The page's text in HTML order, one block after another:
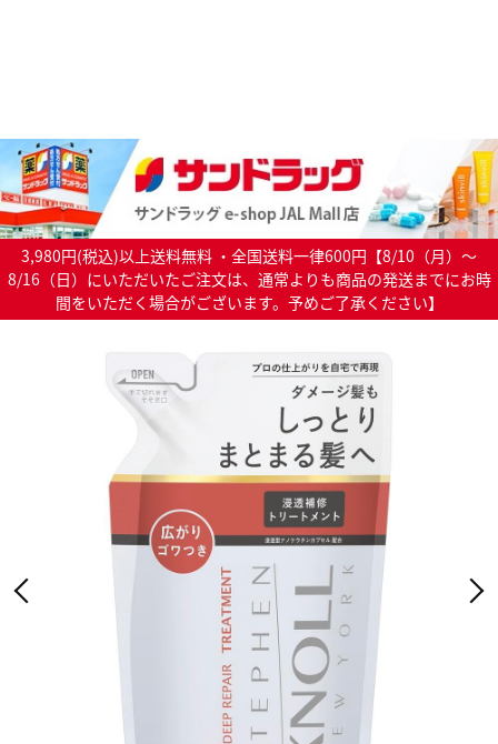
3,980円(税込)以上送料無料 ・全国送料一律600円【8/10（月）～
8/16（日）にいただいたご注文は、通常よりも商品の発送までにお時
間をいただく場合がございます。予めご了承ください】